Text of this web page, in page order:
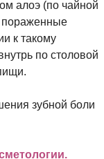
алоэ (по чайной
пораженные
к такому
по столовой
зубной боли